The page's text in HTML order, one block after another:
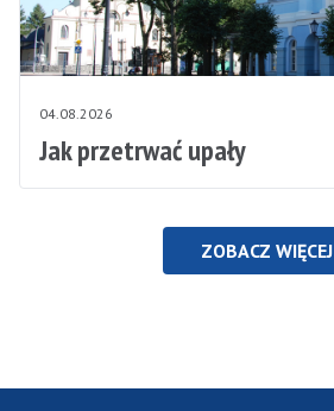
04.08.2026
Jak przetrwać upały
ZOBACZ WIĘCEJ